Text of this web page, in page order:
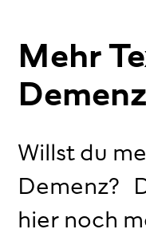
Mehr
Demenz
Willst du
Demenz?
hier noch